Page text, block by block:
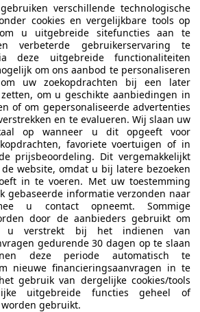
verschillende technologische
cookies en vergelijkbare tools op
u uitgebreide sitefuncties aan te
verbeterde gebruikerservaring te
deze uitgebreide functionaliteiten
om ons aanbod te personaliseren
uw zoekopdrachten bij een later
om u geschikte aanbiedingen in
of om gepersonaliseerde advertenties
en te evalueren. Wij slaan uw
op wanneer u dit opgeeft voor
favoriete voertuigen of in
prijsbeoordeling. Dit vergemakkelijkt
website, omdat u bij latere bezoeken
in te voeren. Met uw toestemming
gebaseerde informatie verzonden naar
u contact opneemt. Sommige
door de aanbieders gebruikt om
u verstrekt bij het indienen van
gedurende 30 dagen op te slaan
deze periode automatisch te
nieuwe financieringsaanvragen in te
gebruik van dergelijke cookies/tools
uitgebreide functies geheel of
gebruikt.